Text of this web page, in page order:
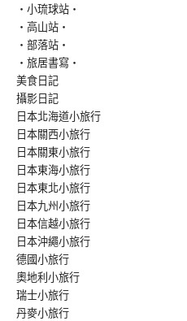
‧小琉球站‧
‧高山站‧
‧部落站‧
‧旅居書寫‧
美食日記
攝影日記
日本北海道小旅行
日本關西小旅行
日本關東小旅行
日本東海小旅行
日本東北小旅行
日本九州小旅行
日本信越小旅行
日本沖繩小旅行
德國小旅行
奧地利小旅行
瑞士小旅行
丹麥小旅行